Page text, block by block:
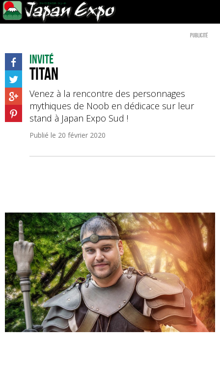
Publicité
Invité
Titan
Venez à la rencontre des personnages
mythiques de Noob en dédicace sur leur
stand à Japan Expo Sud !
Publié le 20 février 2020